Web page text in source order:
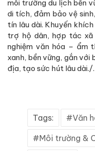
môi trường du lịch bền
di tích, đảm bảo vệ
tín lâu dài. Khuyến
trợ hộ dân, hợp tác
nghiệm văn hóa – ẩm
xanh, bền vững, gắn với
địa, tạo sức hút lâu dài./.
Tags: Văn
Môi trường &